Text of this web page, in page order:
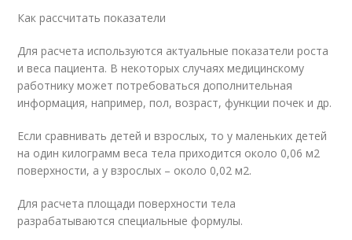
Как рассчитать показатели
Для расчета используются актуальные показатели роста
и веса пациента. В некоторых случаях медицинскому
работнику может потребоваться дополнительная
информация, например, пол, возраст, функции почек и др.
Если сравнивать детей и взрослых, то у маленьких детей
на один килограмм веса тела приходится около 0,06 м2
поверхности, а у взрослых – около 0,02 м2.
Для расчета площади поверхности тела
разрабатываются специальные формулы.